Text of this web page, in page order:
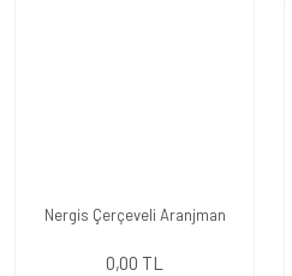
Nergis Çerçeveli Aranjman
0,00 TL